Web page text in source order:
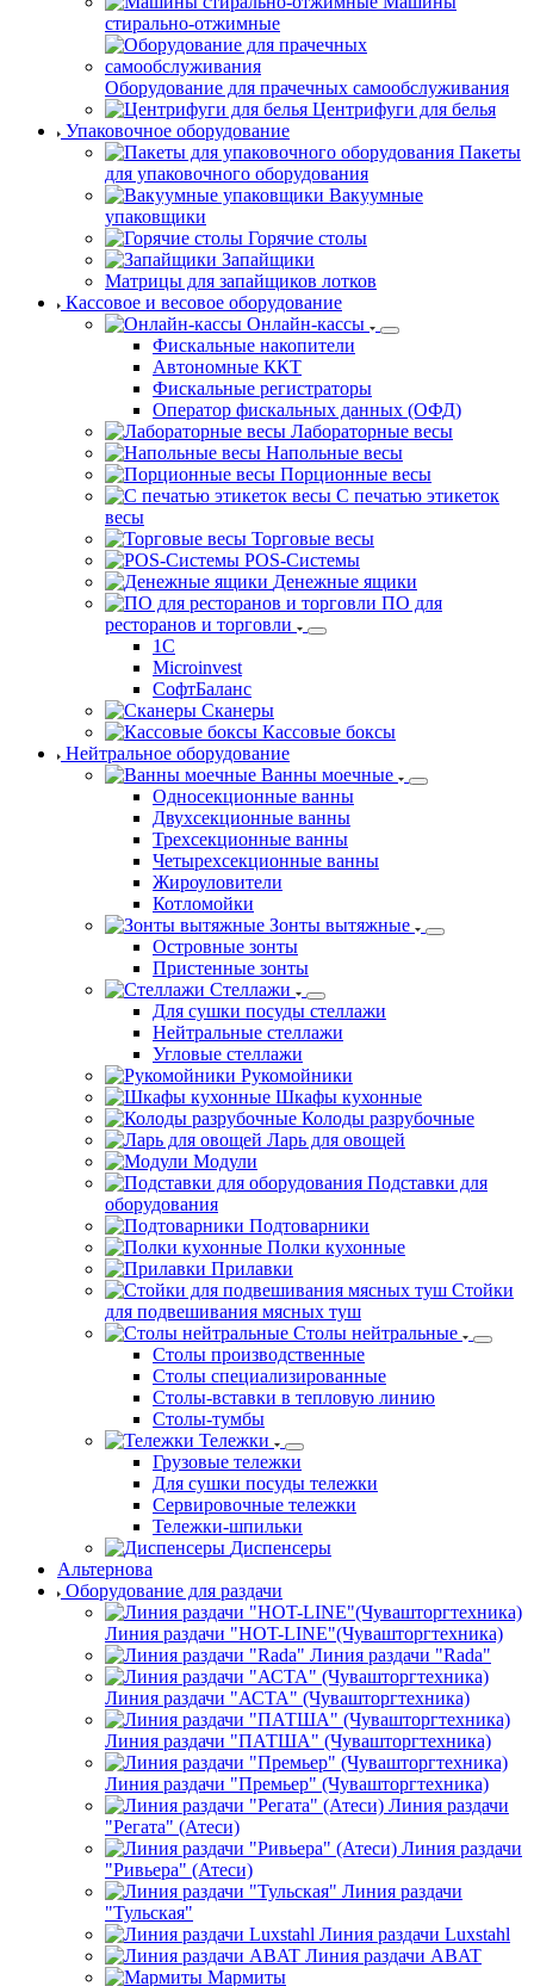
стирально-отжимные
Оборудование для прачечных самообслуживания
Центрифуги для белья
Упаковочное оборудование
Пакеты
для упаковочного оборудования
Вакуумные
упаковщики
Горячие столы
Запайщики
Матрицы для запайщиков лотков
Кассовое и весовое оборудование
Онлайн-кассы
Фискальные накопители
Автономные ККТ
Фискальные регистраторы
Оператор фискальных данных (ОФД)
Лабораторные весы
Напольные весы
Порционные весы
С печатью этикеток весы
Торговые весы
POS-Системы
Денежные ящики
ПО для
ресторанов и торговли
1С
Microinvest
СофтБаланс
Сканеры
Кассовые боксы
Нейтральное оборудование
Ванны моечные
Односекционные ванны
Двухсекционные ванны
Трехсекционные ванны
Четырехсекционные ванны
Жироуловители
Котломойки
Островные зонты
Пристенные зонты
Стеллажи
Для сушки посуды стеллажи
Нейтральные стеллажи
Угловые стеллажи
Рукомойники
Шкафы кухонные
Колоды разрубочные
Ларь для овощей
Модули
оборудования
Полки кухонные
Прилавки
для подвешивания мясных туш
Столы нейтральные
Столы производственные
Столы специализированные
Столы-вставки в тепловую линию
Столы-тумбы
Тележки
Грузовые тележки
Для сушки посуды тележки
Сервировочные тележки
Тележки-шпильки
Диспенсеры
Альтернова
Оборудование для раздачи
Линия раздачи "HOT-LINE"(Чувашторгтехника)
Линия раздачи "Rada"
Линия раздачи "АСТА" (Чувашторгтехника)
Линия раздачи "ПАТША" (Чувашторгтехника)
Линия раздачи "Премьер" (Чувашторгтехника)
Линия раздачи
"Регата" (Атеси)
"Ривьера" (Атеси)
"Тульская"
Линия раздачи ABAT
Мармиты